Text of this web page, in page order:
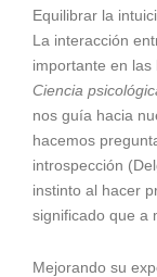
Equilibrar la
La interacción
importante en
Ciencia
nos guía hacia
hacemos
introspección
instinto al hacer
significado que a
Mejorando su